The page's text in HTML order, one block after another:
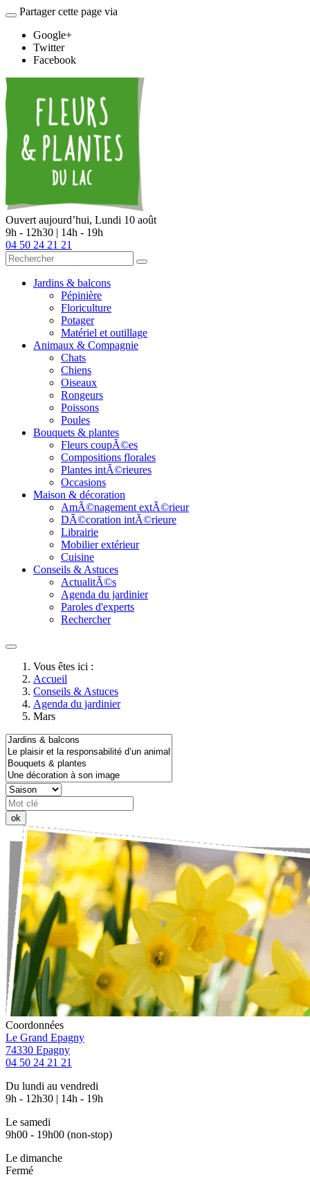
Partager cette page via
Google+
Twitter
Facebook
Ouvert aujourd’hui, Lundi 10 août
9h - 12h30 | 14h - 19h
04 50 24 21 21
Jardins & balcons
Pépinière
Floriculture
Potager
Matériel et outillage
Animaux & Compagnie
Chats
Chiens
Oiseaux
Rongeurs
Poissons
Poules
Bouquets & plantes
Fleurs coupÃ©es
Compositions florales
Plantes intÃ©rieures
Occasions
Maison & décoration
AmÃ©nagement extÃ©rieur
DÃ©coration intÃ©rieure
Librairie
Mobilier extérieur
Cuisine
Conseils & Astuces
ActualitÃ©s
Agenda du jardinier
Paroles d'experts
Rechercher
Vous êtes ici :
Accueil
Conseils & Astuces
Agenda du jardinier
Mars
ok
Coordonnées
Le Grand Epagny
74330 Epagny
04 50 24 21 21
Du lundi au vendredi
9h - 12h30 | 14h - 19h
Le samedi
9h00 - 19h00 (non-stop)
Le dimanche
Fermé